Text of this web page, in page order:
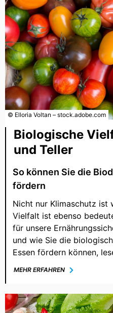
© Elloria Voltan – stock.adobe.com
Biologische
und Teller
So können Sie die
fördern
Nicht nur Klimaschutz ist
Vielfalt ist ebenso
für unsere
und wie Sie die
Essen fördern können,
MEHR ERFAHREN